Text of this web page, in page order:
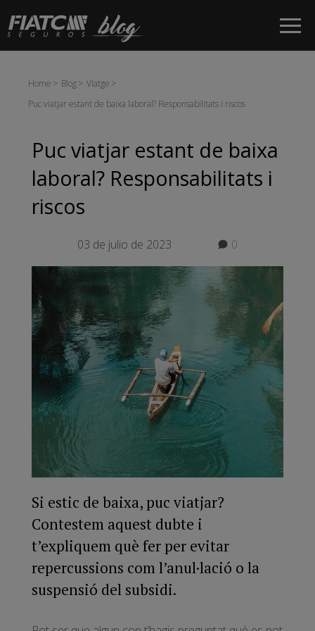
Salta al contingut principal
Home Blog
Viatge
Puc viatjar estant de baixa laboral? Responsabilitats i riscos
Puc viatjar estant de baixa
laboral? Responsabilitats i
riscos
03 de julio de 2023 0
Si estic de baixa, puc viatjar?
Contestem aquest dubte i
t’expliquem què fer per evitar
repercussions com l’anul·lació o la
suspensió del subsidi.